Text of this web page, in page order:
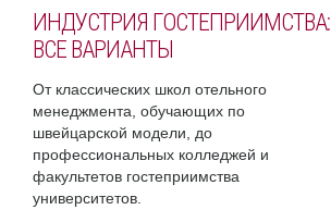
ИНДУСТРИЯ ГОСТЕПРИИМСТВА:
ВСЕ ВАРИАНТЫ
От классических школ отельного
менеджмента, обучающих по
швейцарской модели, до
профессиональных колледжей и
факультетов гостеприимства
университетов.